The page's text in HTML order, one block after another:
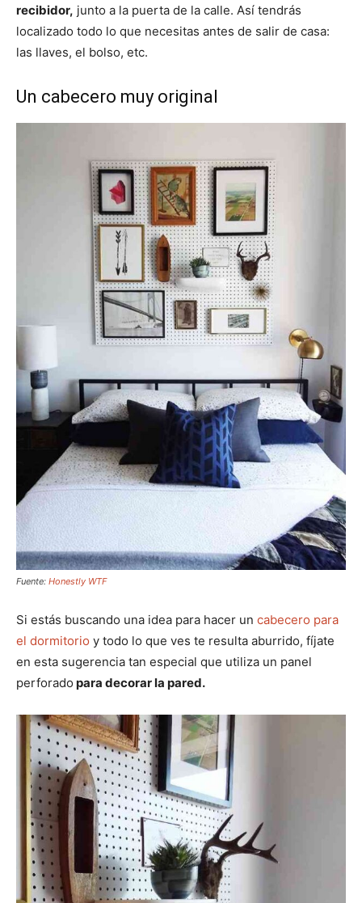
recibidor, junto a la puerta de la calle. Así tendrás
localizado todo lo que necesitas antes de salir de casa:
las llaves, el bolso, etc.
Un cabecero muy original
Fuente: Honestly WTF
Si estás buscando una idea para hacer un cabecero para
el dormitorio y todo lo que ves te resulta aburrido, fíjate
en esta sugerencia tan especial que utiliza un panel
perforado para decorar la pared.